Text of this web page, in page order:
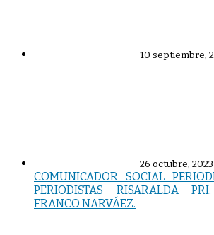
10 septiembre,
26 octubre, 2023
COMUNICADOR SOCIAL
PERIODISTAS RISARALDA
FRANCO NARVÁEZ.